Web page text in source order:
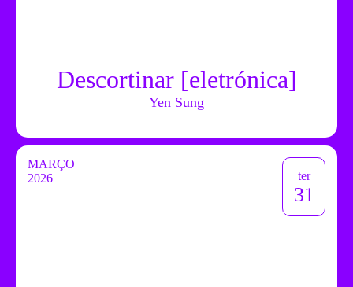
Descortinar [eletrónica]
Yen Sung
MARÇO
2026
ter
31